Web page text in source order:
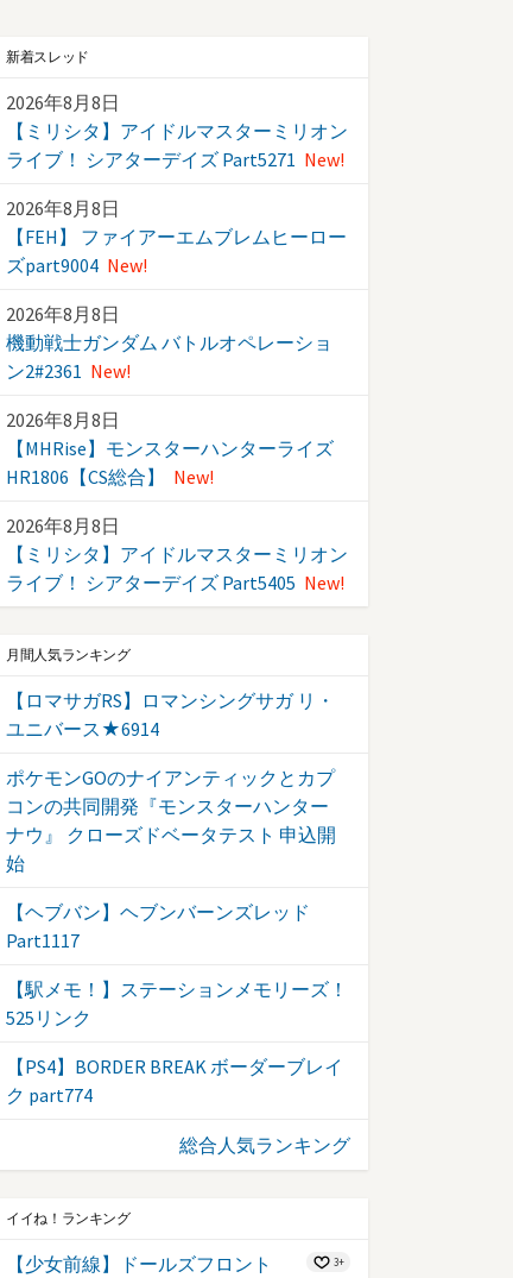
新着スレッド
2026年8月8日
【ミリシタ】アイドルマスターミリオン
ライブ！ シアターデイズ Part5271 New!
2026年8月8日
【FEH】 ファイアーエムブレムヒーロー
ズpart9004 New!
2026年8月8日
機動戦士ガンダム バトルオペレーショ
ン2#2361 New!
2026年8月8日
【MHRise】モンスターハンターライズ
HR1806【CS総合】
New!
2026年8月8日
【ミリシタ】アイドルマスターミリオン
ライブ！ シアターデイズ Part5405 New!
月間人気ランキング
【ロマサガRS】ロマンシングサガ リ・
ユニバース★6914
ポケモンGOのナイアンティックとカプ
コンの共同開発『モンスターハンター
ナウ』 クローズドベータテスト 申込開
始
【ヘブバン】ヘブンバーンズレッド
Part1117
【駅メモ！】ステーションメモリーズ！
525リンク
【PS4】BORDER BREAK ボーダーブレイ
ク part774
総合人気ランキング
イイね！ランキング
【少女前線】ドールズフロント
3+